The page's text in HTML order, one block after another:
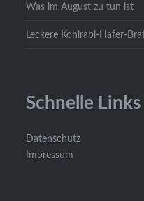
Was im August zu tun ist
Leckere Kohlrabi-Hafer-
Schnelle Links
Datenschutz
Impressum